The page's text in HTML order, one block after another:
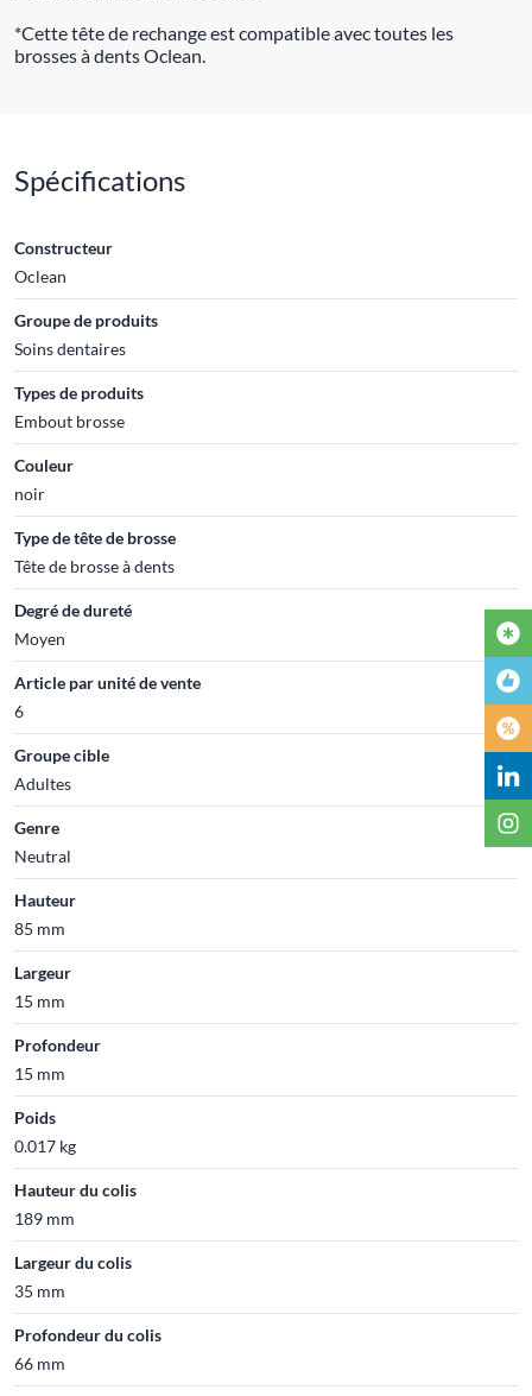
*Cette tête de rechange est compatible avec toutes les
brosses à dents Oclean.
Spécifications
Constructeur
Oclean
Groupe de produits
Soins dentaires
Types de produits
Embout brosse
Couleur
noir
Type de tête de brosse
Tête de brosse à dents
Degré de dureté
Moyen
Article par unité de vente
6
Groupe cible
Adultes
Genre
Neutral
Hauteur
85 mm
Largeur
15 mm
Profondeur
15 mm
Poids
0.017 kg
Hauteur du colis
189 mm
Largeur du colis
35 mm
Profondeur du colis
66 mm